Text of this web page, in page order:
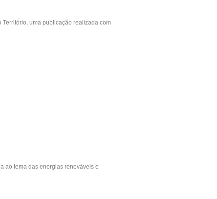
uma publicação realizada com
ao tema das energias renováveis e